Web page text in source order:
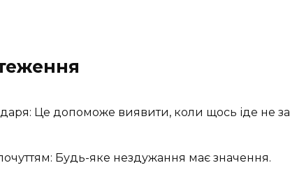
Це допоможе виявити, коли щось іде не за
Будь-яке нездужання має значення.